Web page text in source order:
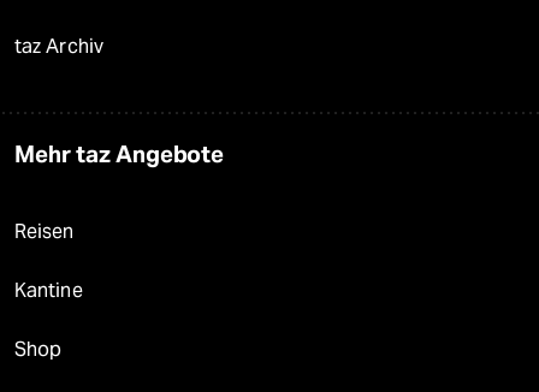
taz Archiv
Mehr taz Angebote
Reisen
Kantine
Shop